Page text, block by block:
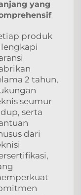
yang
produk
2 tahun,
seumur
serta
dari